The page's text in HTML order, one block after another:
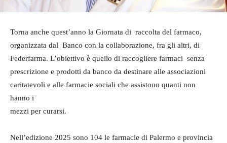
Torna anche quest’anno la Giornata di raccolta del farmaco,
organizzata dal Banco con la collaborazione, fra gli altri, di
Federfarma. L’obiettivo è quello di raccogliere farmaci senza
prescrizione e prodotti da banco da destinare alle associazioni
caritatevoli e alle farmacie sociali che assistono quanti non
hanno i
mezzi per curarsi.
Nell’edizione 2025 sono 104 le farmacie di Palermo e provincia